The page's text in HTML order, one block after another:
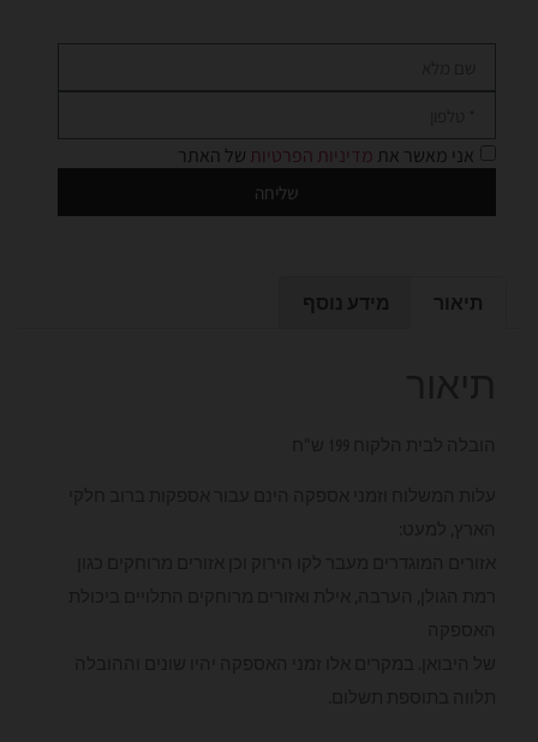
אני מאשר את מדיניות הפרטיות של האתר
שליחה
תיאור מידע נוסף